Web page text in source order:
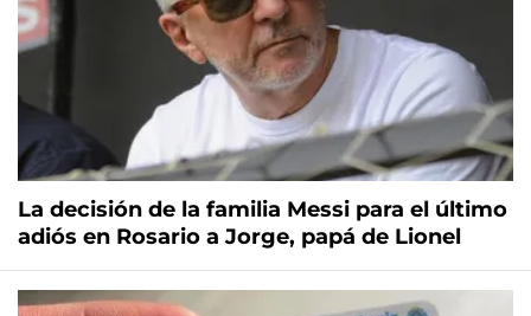
La decisión de la familia Messi para el último
adiós en Rosario a Jorge, papá de Lionel